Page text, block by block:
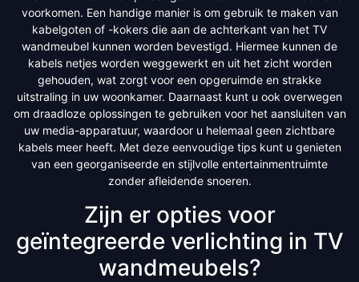
voorkomen. Een handige manier is om gebruik te maken van
kabelgoten of -kokers die aan de achterkant van het TV
wandmeubel kunnen worden bevestigd. Hiermee kunnen de
kabels netjes worden weggewerkt en uit het zicht worden
gehouden, wat zorgt voor een opgeruimde en strakke
uitstraling in uw woonkamer. Daarnaast kunt u ook overwegen
om draadloze oplossingen te gebruiken voor het aansluiten van
uw media-apparatuur, waardoor u helemaal geen zichtbare
kabels meer heeft. Met deze eenvoudige tips kunt u genieten
van een georganiseerde en stijlvolle entertainmentruimte
zonder afleidende snoeren.
Zijn er opties voor
geïntegreerde verlichting in TV
wandmeubels?